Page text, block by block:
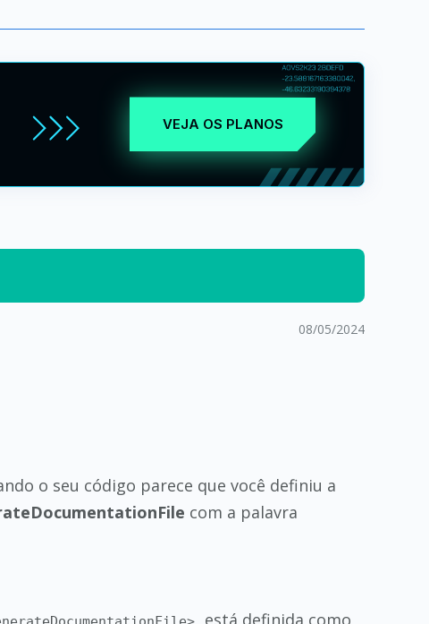
VEJA OS PLANOS
08/05/2024
o seu código parece que você definiu a
com a palavra
está definida como